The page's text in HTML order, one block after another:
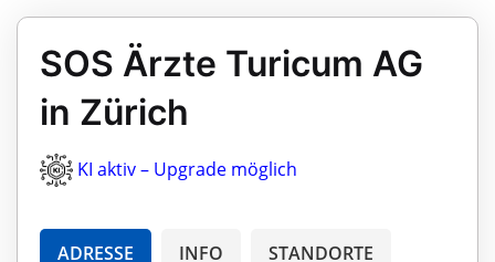
SOS Ärzte Turicum AG
in Zürich
KI aktiv – Upgrade möglich
ADRESSE INFO STANDORTE